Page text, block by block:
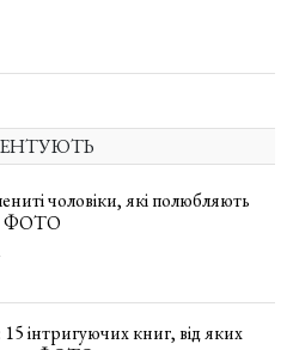
чоловіки, які полюбляють
ФОТО
інтригуючих книг, від яких